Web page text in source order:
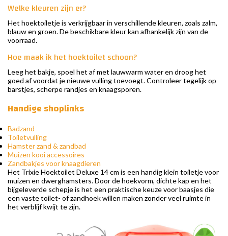
Welke kleuren zijn er?
Het hoektoiletje is verkrijgbaar in verschillende kleuren, zoals zalm,
blauw en groen. De beschikbare kleur kan afhankelijk zijn van de
voorraad.
Hoe maak ik het hoektoilet schoon?
Leeg het bakje, spoel het af met lauwwarm water en droog het
goed af voordat je nieuwe vulling toevoegt. Controleer tegelijk op
barstjes, scherpe randjes en knaagsporen.
Handige shoplinks
Badzand
Toiletvulling
Hamster zand & zandbad
Muizen kooi accessoires
Zandbakjes voor knaagdieren
Het Trixie Hoektoilet Deluxe 14 cm is een handig klein toiletje voor
muizen en dwerghamsters. Door de hoekvorm, dichte kap en het
bijgeleverde schepje is het een praktische keuze voor baasjes die
een vaste toilet- of zandhoek willen maken zonder veel ruimte in
het verblijf kwijt te zijn.